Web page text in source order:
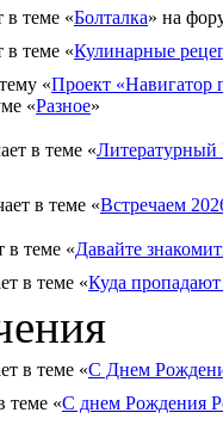
в теме «Болталка» на
в теме «Кулинарные
«Проект «Навигатор
«Разное»
в теме «Литературный
в теме «Встречаем
в теме «Давайте
в теме «Куда
в теме «С Днем
теме «С днем Рождения